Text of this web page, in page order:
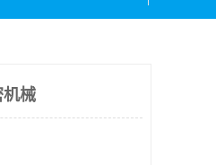
机械